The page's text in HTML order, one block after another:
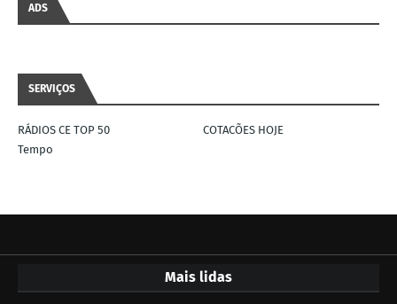
ADS
SERVIÇOS
RÁDIOS CE TOP 50
COTACÕES HOJE
Tempo
Mais lidas